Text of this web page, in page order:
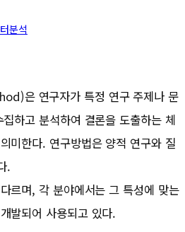
분석
은 연구자가 특정 연구 주제나 문
하고 분석하여 결론을 도출하는 체
미한다. 연구방법은 양적 연구와 질
.
르며, 각 분야에서는 그 특성에 맞는
발되어 사용되고 있다.